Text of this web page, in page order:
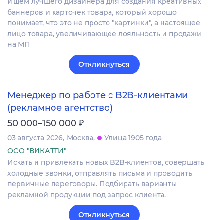
баннеров и карточек товара, который хорошо
понимает, что это не просто "картинки", а настоящее
лицо товара, увеличивающее лояльность и продажи
на МП
Откликнуться
Менеджер по работе с B2B-клиентами
(рекламное агентство)
50 000–150 000 ₽
03 августа 2026 Москва
Улица 1905 года
ООО "ВИКАТТИ"
Искать и привлекать новых B2B-клиентов, совершать
холодные звонки, отправлять письма и проводить
первичные переговоры. Подбирать варианты
рекламной продукции под запрос клиента.
Откликнуться